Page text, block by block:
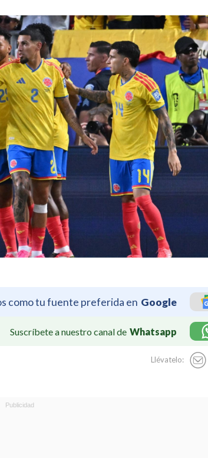
como tu fuente preferida en Google
Suscríbete a nuestro canal de Whatsapp
Llévatelo: